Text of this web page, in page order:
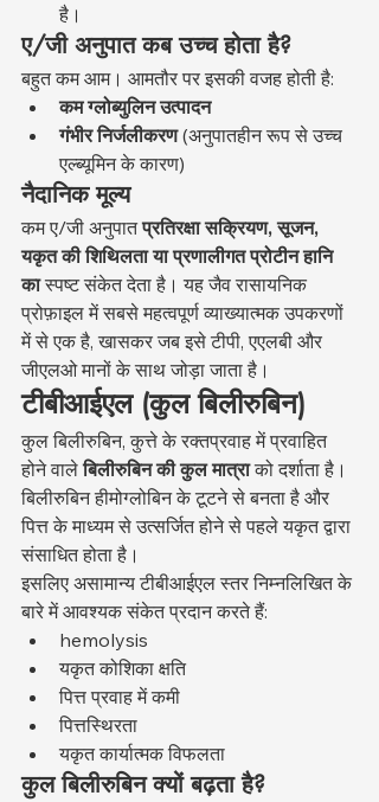
है।
ए/जी अनुपात कब उच्च होता है?
बहुत कम आम। आमतौर पर इसकी वजह होती है:
कम ग्लोब्युलिन उत्पादन
गंभीर निर्जलीकरण (अनुपातहीन रूप से उच्च
एल्ब्यूमिन के कारण)
नैदानिक मूल्य
कम ए/जी अनुपात प्रतिरक्षा सक्रियण, सूजन,
यकृत की शिथिलता या प्रणालीगत प्रोटीन हानि
का स्पष्ट संकेत देता है। यह जैव रासायनिक
प्रोफ़ाइल में सबसे महत्वपूर्ण व्याख्यात्मक उपकरणों
में से एक है, खासकर जब इसे टीपी, एएलबी और
जीएलओ मानों के साथ जोड़ा जाता है।
टीबीआईएल (कुल बिलीरुबिन)
कुल बिलीरुबिन, कुत्ते के रक्तप्रवाह में प्रवाहित
होने वाले बिलीरुबिन की कुल मात्रा को दर्शाता है।
बिलीरुबिन हीमोग्लोबिन के टूटने से बनता है और
पित्त के माध्यम से उत्सर्जित होने से पहले यकृत द्वारा
संसाधित होता है।
इसलिए असामान्य टीबीआईएल स्तर निम्नलिखित के
बारे में आवश्यक संकेत प्रदान करते हैं:
hemolysis
यकृत कोशिका क्षति
पित्त प्रवाह में कमी
पित्तस्थिरता
यकृत कार्यात्मक विफलता
कुल बिलीरुबिन क्यों बढ़ता है?